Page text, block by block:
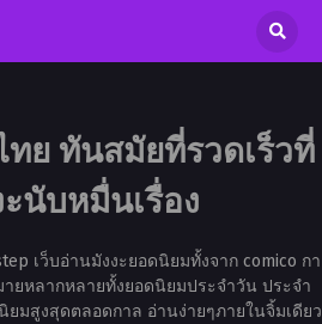
ย ทันสมัยที่รวดเร็วที่
นับหมื่นเรื่อง
เว็บอ่านมังงะยอดนิยมทั้งจาก comico กา
ายหลากหลายทั้งยอดนิยมประจำวัน ประจำ
ยมสูงสุดตลอดกาล อ่านง่ายๆภายในจิ้มเดียว